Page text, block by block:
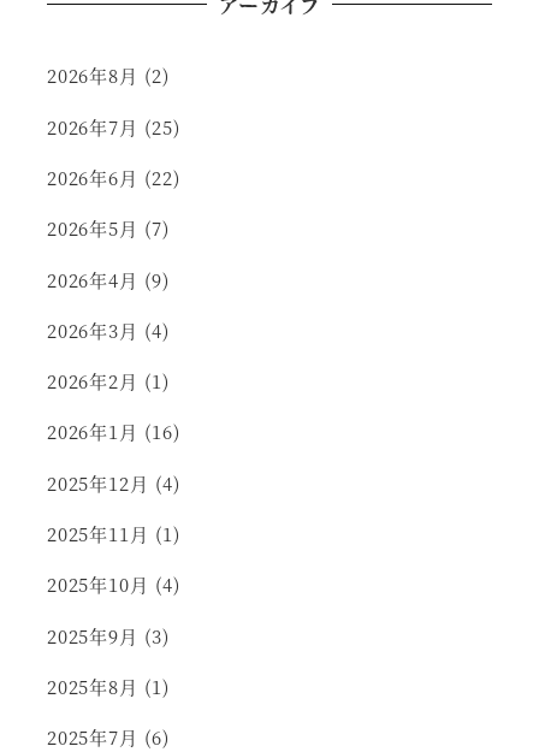
2026年8月 (2)
2026年7月 (25)
2026年6月 (22)
2026年5月 (7)
2026年4月 (9)
2026年3月 (4)
2026年2月 (1)
2026年1月 (16)
2025年12月 (4)
2025年11月 (1)
2025年10月 (4)
2025年9月 (3)
2025年8月 (1)
2025年7月 (6)